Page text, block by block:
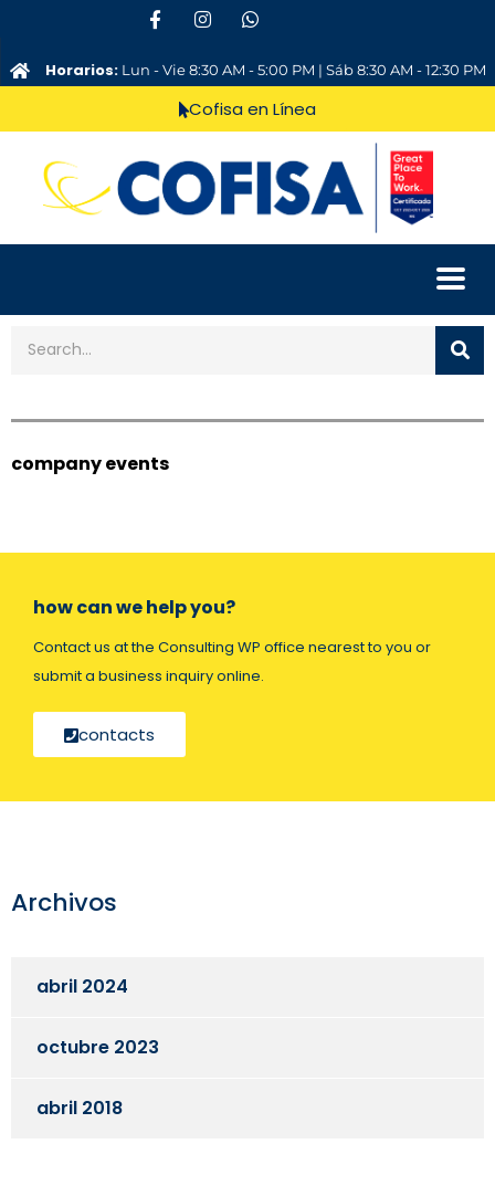
Horarios: Lun - Vie 8:30 AM - 5:00 PM | Sáb 8:30 AM - 12:30 PM
Cofisa en Línea
company events
how can we help you?
Contact us at the Consulting WP office nearest to you or
submit a business inquiry online.
contacts
Archivos
abril 2024
octubre 2023
abril 2018